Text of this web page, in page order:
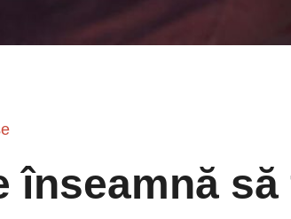
înseamnă